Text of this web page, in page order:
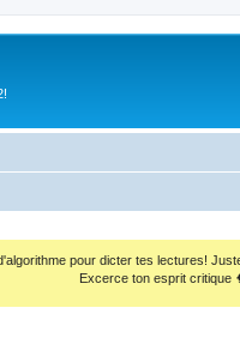
pour dicter tes lectures!
Excerce ton esprit critique